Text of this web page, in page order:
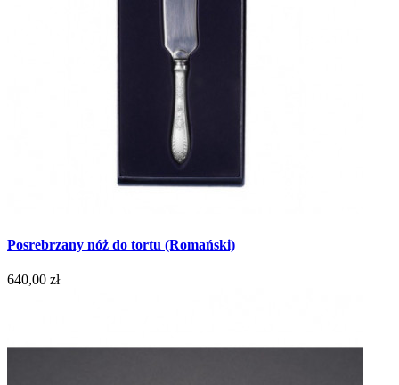
Posrebrzany nóż do tortu (Romański)
640,00 zł